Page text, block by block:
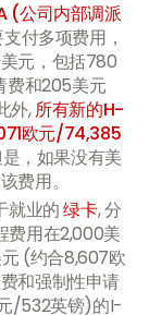
(公司内部调派
付多项费用，
元，包括780
费和205美元
外,所有新的H-
欧元/74,385
，如果没有美
费用。
就业的绿卡, 分
费用在2,000美
(约合8,607欧
和强制性申请
/532英镑)的I-